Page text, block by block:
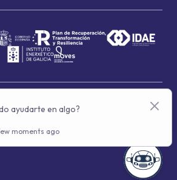
Política de privacidad
- Con la tecnología de: